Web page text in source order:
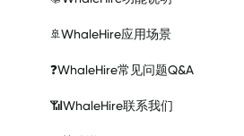
🚢WhaleHire应用场景
❓WhaleHire常见问题Q&A
📶WhaleHire联系我们